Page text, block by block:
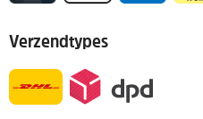
Verzendtypes